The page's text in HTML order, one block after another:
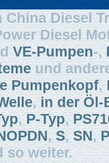
China Diesel
Diesel
VE-Pumpen-,
und
Pumpenkopf,
,in der Öl-
,P-Typ,
,S,SN,
so weiter.